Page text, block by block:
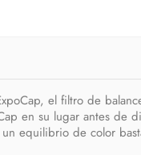
el filtro de
en su lugar antes de
equilibrio de color